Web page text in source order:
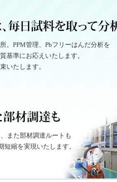
。PPM管理、Pbフリーはんだ分析を
基準にお応えいたします。
いたします。
また部材調達ルートも
短縮を実現いたします。